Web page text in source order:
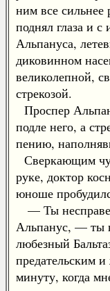
ним все сильнее
поднял глаза и
Альпануса,
диковинном
великолепной,
стрекозой.
Проспер
подле него, а
пению,
Сверкающим
руке, доктор
юноше
— Ты
Альпанус, — ты
любезный
предательским
минуту, когда